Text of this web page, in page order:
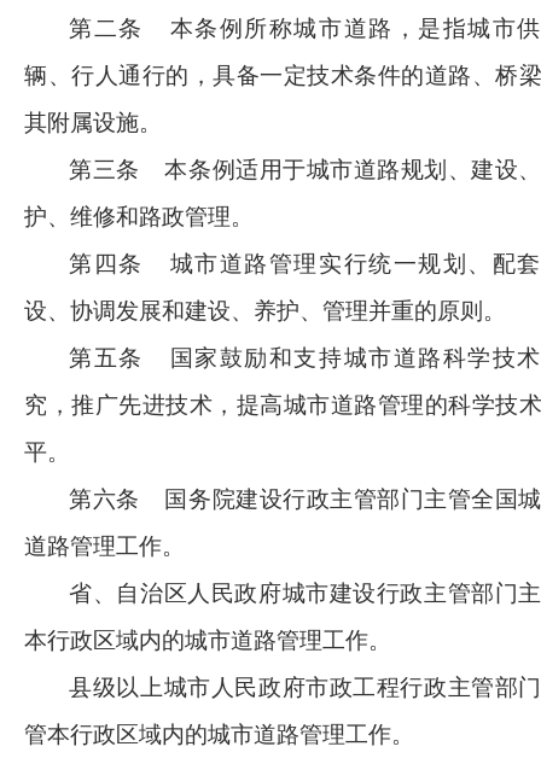
第二条
本条例所称城市道路，是指城市
辆、行人通行的，具备一定技术条件的道路、桥
其附属设施。
第三条
本条例适用于城市道路规划、建设
护、维修和路政管理。
第四条
城市道路管理实行统一规划、配
设、协调发展和建设、养护、管理并重的原则。
第五条
国家鼓励和支持城市道路科学技
究，推广先进技术，提高城市道路管理的科学技
平。
第六条
国务院建设行政主管部门主管全国
道路管理工作。
省、自治区人民政府城市建设行政主管部门
本行政区域内的城市道路管理工作。
县级以上城市人民政府市政工程行政主管部
管本行政区域内的城市道路管理工作。